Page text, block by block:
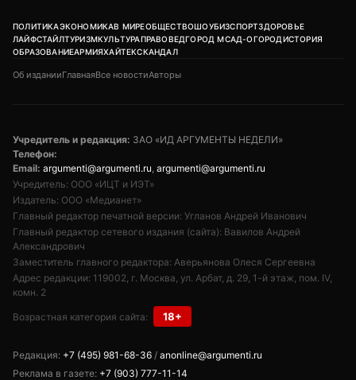
ПОЛИТИКАЭКОНОМИКАВ МИРЕОБЩЕСТВОШОУБИЗСПОРТЗДОРОВЬЕ
ЛАЙФСТАЙЛТУРИЗМКУЛЬТУРАПРАВОВЕДГОРОД МСАД-ОГОРОДИСТОРИЯ
ОБРАЗОВАНИЕАРМИЯХАЙТЕКСКАНДАЛ
Об изданииГлавнаяВсе новостиАвторы
Учредитель и редакция: ЗАО «ИД АРГУМЕНТЫ НЕДЕЛИ»
Телефон:
Email: argumenti@argumenti.ru argumenti@argumenti.ru
Учредитель: ООО «ИЦТ и ИЭТ»
Издатель: ООО «Медианет»
Главный редактор печатной версии: Угланов Андрей Иванович
Главный редактор сетевого издания (сайта): Вавилов Андрей
Александрович
Заместитель главного редактора: Аверьянова Олеся Сергеевна
Адрес редакции: 119002, г. Москва, ул. Арбат, д. 29, 1-й этаж, пом. IV,
комн. 2
Возрастная категория сайта: 18+
Редакция: +7 (495) 981-68-36 / anonline@argumenti.ru
Реклама в газете: +7 (903) 777-11-14